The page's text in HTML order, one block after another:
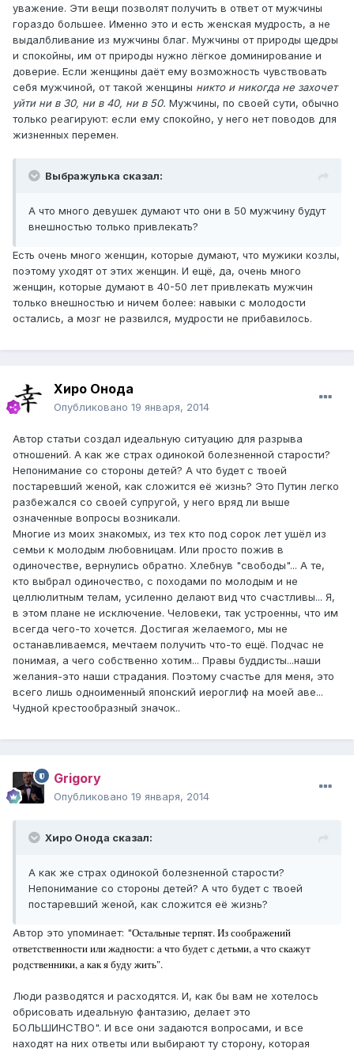
уважение. Эти вещи позволят получить в ответ от мужчины
гораздо большее. Именно это и есть женская мудрость, а не
выдалбливание из мужчины благ. Мужчины от природы щедры
и спокойны, им от природы нужно лёгкое доминирование и
доверие. Если женщины даёт ему возможность чувствовать
себя мужчиной, от такой женщины никто и никогда не захочет
уйти ни в 30, ни в 40, ни в 50. Мужчины, по своей сути, обычно
только реагируют: если ему спокойно, у него нет поводов для
жизненных перемен.
Выбражулька сказал:
А что много девушек думают что они в 50 мужчину будут
внешностью только привлекать?
Есть очень много женщин, которые думают, что мужики козлы,
поэтому уходят от этих женщин. И ещё, да, очень много
женщин, которые думают в 40-50 лет привлекать мужчин
только внешностью и ничем более: навыки с молодости
остались, а мозг не развился, мудрости не прибавилось.
Хиро Онода
Опубликовано 19 января, 2014
Автор статьи создал идеальную ситуацию для разрыва
отношений. А как же страх одинокой болезненной старости?
Непонимание со стороны детей? А что будет с твоей
постаревший женой, как сложится её жизнь? Это Путин легко
разбежался со своей супругой, у него вряд ли выше
означенные вопросы возникали.
Многие из моих знакомых, из тех кто под сорок лет ушёл из
семьи к молодым любовницам. Или просто пожив в
одиночестве, вернулись обратно. Хлебнув "свободы"... А те,
кто выбрал одиночество, с походами по молодым и не
целлюлитным телам, усиленно делают вид что счастливы... Я,
в этом плане не исключение. Человеки, так устроенны, что им
всегда чего-то хочется. Достигая желаемого, мы не
останавливаемся, мечтаем получить что-то ещё. Подчас не
понимая, а чего собственно хотим... Правы буддисты...наши
желания-это наши страдания. Поэтому счастье для меня, это
всего лишь одноименный японский иероглиф на моей аве...
Чудной крестообразный значок..
Grigory
Опубликовано 19 января, 2014
Хиро Онода сказал:
А как же страх одинокой болезненной старости?
Непонимание со стороны детей? А что будет с твоей
постаревший женой, как сложится её жизнь?
Автор это упоминает: "Остальные терпят. Из соображений
ответственности или жадности: а что будет с детьми, а что скажут
родственники, а как я буду жить".
Люди разводятся и расходятся. И, как бы вам не хотелось
обрисовать идеальную фантазию, делает это
БОЛЬШИНСТВО". И все они задаются вопросами, и все
находят на них ответы или выбирают ту сторону, которая